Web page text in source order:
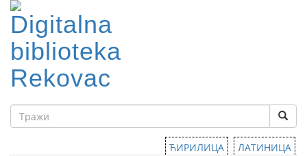
ЋИРИЛИЦА
ЛАТИНИЦА